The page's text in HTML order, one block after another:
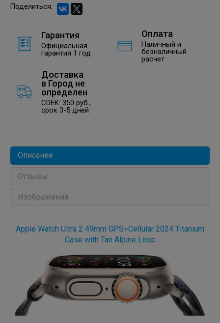
Поделиться:
Гарантия
Официальная
гарантия 1 год
Оплата
Наличный и
безналичный
расчет
Доставка
в Город не
определен
CDEK: 350 руб.,
срок 3-5 дней
Описание
Отзывы
Изображения
Apple Watch Ultra 2 49mm GPS+Cellular 2024 Titanium
Case with Tan Alpine Loop